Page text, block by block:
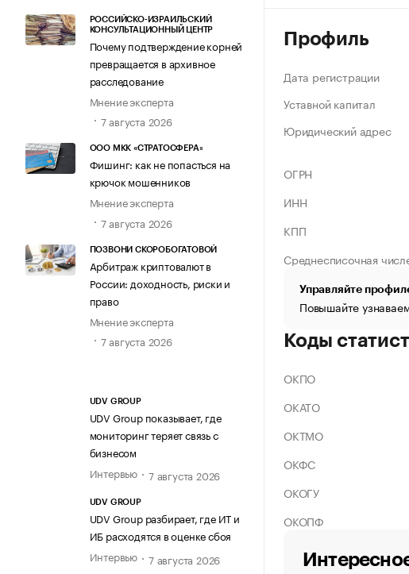
РОССИЙСКО-ИЗРАИЛЬСКИЙ
КОНСУЛЬТАЦИОННЫЙ ЦЕНТР
Почему подтверждение корней
превращается в архивное
расследование
Мнение эксперта
7 августа 2026
ООО МКК «СТРАТОСФЕРА»
Фишинг: как не попасться на
крючок мошенников
Мнение эксперта
7 августа 2026
ПОЗВОНИ СКОРОБОГАТОВОЙ
Арбитраж криптовалют в
России: доходность, риски и
право
Мнение эксперта
7 августа 2026
UDV GROUP
UDV Group показывает, где
мониторинг теряет связь с
бизнесом
Интервью
7 августа 2026
UDV GROUP
UDV Group разбирает, где ИТ и
ИБ расходятся в оценке сбоя
Интервью
7 августа 2026
Профиль
Дата регистрации
Уставной капитал
Юридический адрес
ОГРН
ИНН
КПП
Среднесписочная
Управляйте
Повышайте
Коды
ОКПО
ОКАТО
ОКТМО
ОКФС
ОКОГУ
ОКОПФ